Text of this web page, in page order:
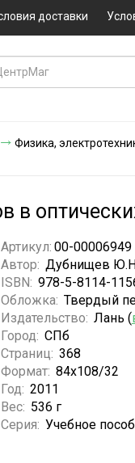
доставки
Физика,
в
Артикул: 00-00006949
Автор: Дубнищев
ISBN: 978-5-8114-
Обложка: Твердый
Издательство: Лань (
Город: СПб
Страниц: 368
Формат: 84х108/32
Год: 2011
Вес: 536 г
Серия: Учебное